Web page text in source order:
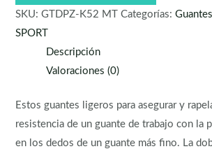
SKU:GTDPZ-K52 MT Categorías:Guantes
SPORT
Descripción
Valoraciones (0)
Estos guantes ligeros para asegurar y
resistencia de un guante de trabajo con la
en los dedos de un guante más fino. La